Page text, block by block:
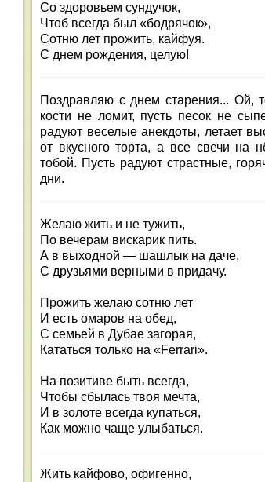
Со здоровьем сундучок,
Чтоб всегда был «бодрячок»,
Сотню лет прожить, кайфуя.
С днем рождения, целую!
Поздравляю с днем старения... Ой,
кости не ломит, пусть песок не
радуют веселые анекдоты, летает
от вкусного торта, а все свечи на
тобой. Пусть радуют страстные,
дни.
Желаю жить и не тужить,
По вечерам вискарик пить.
А в выходной — шашлык на даче,
С друзьями верными в придачу.
Прожить желаю сотню лет
И есть омаров на обед,
С семьей в Дубае загорая,
Кататься только на «Ferrari».
На позитиве быть всегда,
Чтобы сбылась твоя мечта,
И в золоте всегда купаться,
Как можно чаще улыбаться.
Жить кайфово, офигенно,